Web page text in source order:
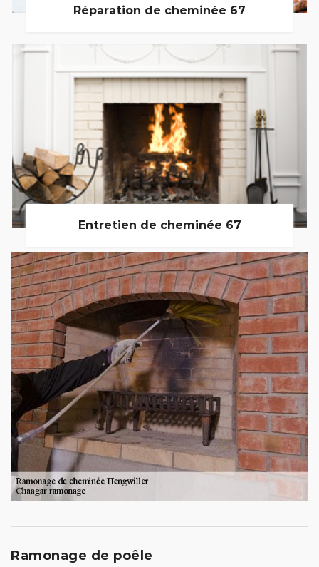
Réparation de cheminée 67
Entretien de cheminée 67
Ramonage de poêle